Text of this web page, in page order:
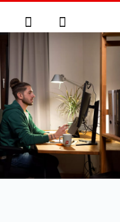
Suche Anmelden